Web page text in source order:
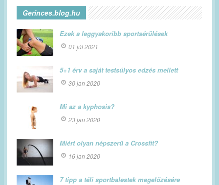
Gerinces.blog.hu
Ezek a leggyakoribb sportsérülések
01 júl 2021
5+1 érv a saját testsúlyos edzés mellett
30 jan 2020
Mi az a kyphosis?
23 jan 2020
Miért olyan népszerű a Crossfit?
16 jan 2020
7 tipp a téli sportbalestek megelőzésére